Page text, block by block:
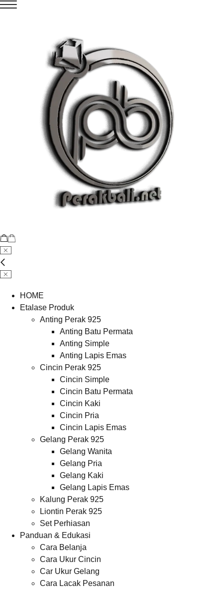
HOME
Etalase Produk
Anting Perak 925
Anting Batu Permata
Anting Simple
Anting Lapis Emas
Cincin Perak 925
Cincin Simple
Cincin Batu Permata
Cincin Kaki
Cincin Pria
Cincin Lapis Emas
Gelang Perak 925
Gelang Wanita
Gelang Pria
Gelang Kaki
Gelang Lapis Emas
Kalung Perak 925
Liontin Perak 925
Set Perhiasan
Panduan & Edukasi
Cara Belanja
Cara Ukur Cincin
Car Ukur Gelang
Cara Lacak Pesanan